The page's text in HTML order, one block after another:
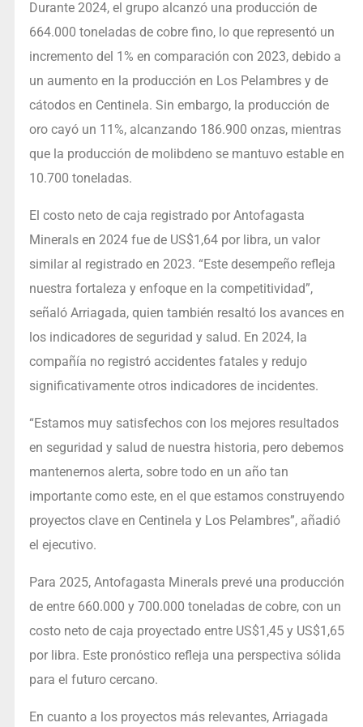
Durante 2024, el grupo alcanzó una producción de
664.000 toneladas de cobre fino, lo que representó un
incremento del 1% en comparación con 2023, debido a
un aumento en la producción en Los Pelambres y de
cátodos en Centinela. Sin embargo, la producción de
oro cayó un 11%, alcanzando 186.900 onzas, mientras
que la producción de molibdeno se mantuvo estable en
10.700 toneladas.
El costo neto de caja registrado por Antofagasta
Minerals en 2024 fue de US$1,64 por libra, un valor
similar al registrado en 2023. “Este desempeño refleja
nuestra fortaleza y enfoque en la competitividad”,
señaló Arriagada, quien también resaltó los avances en
los indicadores de seguridad y salud. En 2024, la
compañía no registró accidentes fatales y redujo
significativamente otros indicadores de incidentes.
“Estamos muy satisfechos con los mejores resultados
en seguridad y salud de nuestra historia, pero debemos
mantenernos alerta, sobre todo en un año tan
importante como este, en el que estamos construyendo
proyectos clave en Centinela y Los Pelambres”, añadió
el ejecutivo.
Para 2025, Antofagasta Minerals prevé una producción
de entre 660.000 y 700.000 toneladas de cobre, con un
costo neto de caja proyectado entre US$1,45 y US$1,65
por libra. Este pronóstico refleja una perspectiva sólida
para el futuro cercano.
En cuanto a los proyectos más relevantes, Arriagada